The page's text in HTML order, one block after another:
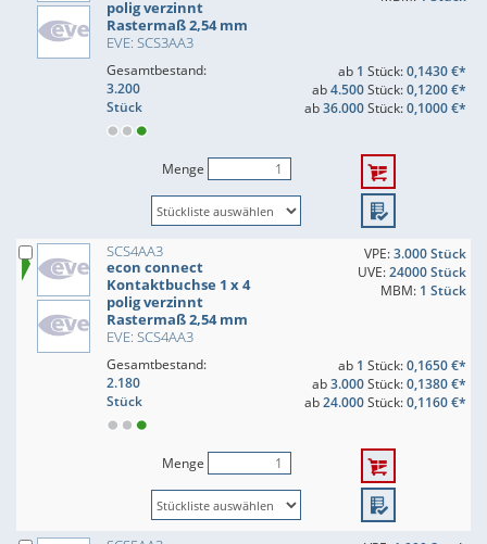
polig verzinnt
Rastermaß 2,54 mm
EVE: SCS3AA3
Gesamtbestand:
3.200
Stück
ab 1 Stück:0,1430 €*
ab4.500Stück:0,1200 €*
ab36.000Stück:0,1000 €*
Menge
SCS4AA3
econ connect
Kontaktbuchse 1 x 4
polig verzinnt
Rastermaß 2,54 mm
EVE: SCS4AA3
VPE:3.000 Stück
UVE:24000 Stück
MBM: 1 Stück
Gesamtbestand:
2.180
Stück
ab 1 Stück:0,1650 €*
ab3.000Stück:0,1380 €*
ab24.000Stück:0,1160 €*
Menge